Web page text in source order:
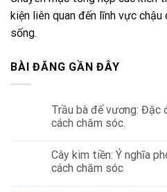
kiện liên quan đến lĩnh vực
sống.
BÀI ĐĂNG GẦN ĐÂY
Trầu bà đế vương: Đặc
cách chăm sóc.
Cây kim tiền: Ý nghĩa
cách chăm sóc